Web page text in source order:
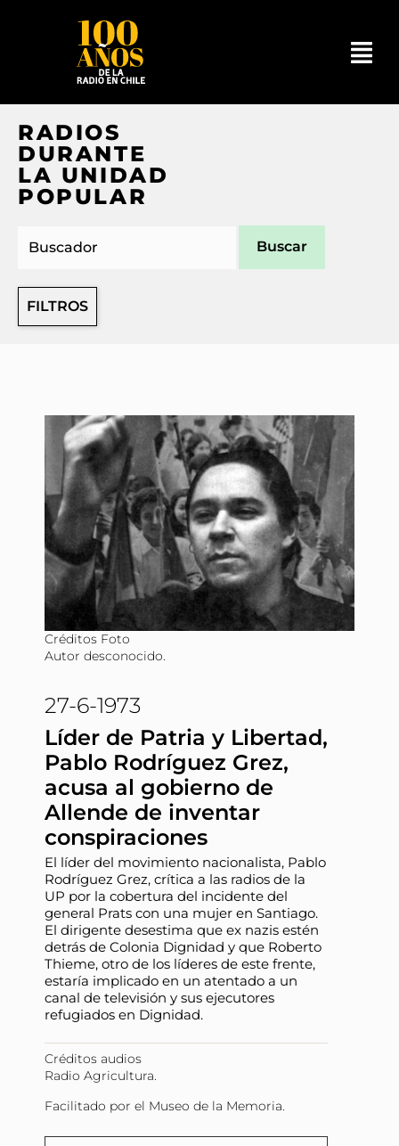
RADIOS
DURANTE
LA UNIDAD
POPULAR
Buscar
FILTROS
27-6-1973
Líder de Patria y Libertad,
Pablo Rodríguez Grez,
acusa al gobierno de
Allende de inventar
conspiraciones
El líder del movimiento nacionalista, Pablo
Rodríguez Grez, crítica a las radios de la
UP por la cobertura del incidente del
general Prats con una mujer en Santiago.
El dirigente desestima que ex nazis estén
detrás de Colonia Dignidad y que Roberto
Thieme, otro de los líderes de este frente,
estaría implicado en un atentado a un
canal de televisión y sus ejecutores
refugiados en Dignidad.
Créditos audios
Radio Agricultura.
Facilitado por el Museo de la Memoria.
Créditos Foto
Autor desconocido.